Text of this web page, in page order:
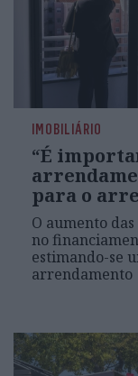
IMOBILIÁRIO
“É
para o
O aumento
no
estimando-se
arrendamento